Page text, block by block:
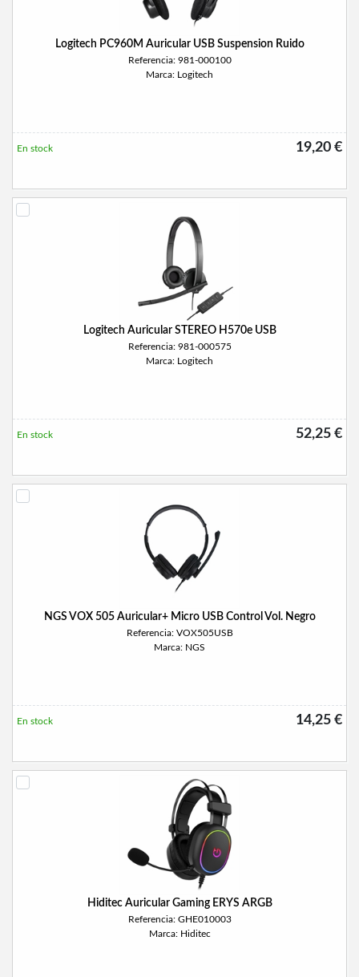
Logitech PC960M Auricular USB Suspension Ruido
Referencia: 981-000100
Marca: Logitech
19,20 €
En stock
Logitech Auricular STEREO H570e USB
Referencia: 981-000575
Marca: Logitech
52,25 €
En stock
NGS VOX 505 Auricular+ Micro USB Control Vol. Negro
Referencia: VOX505USB
Marca: NGS
14,25 €
En stock
Hiditec Auricular Gaming ERYS ARGB
Referencia: GHE010003
Marca: Hiditec